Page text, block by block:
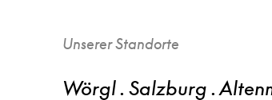
Unserer Standorte
Wörgl . Salzburg .